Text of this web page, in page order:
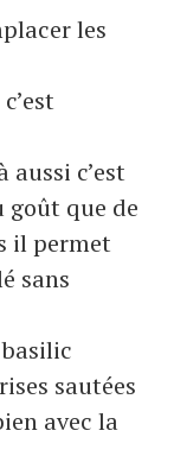
les
c’est
que de
il permet
sans
sautées
avec la